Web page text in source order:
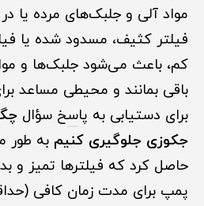
مواد آلی و جلبک‌های مرده یا
فیلتر کثیف، مسدود شده یا
کم، باعث می‌شود جلبک‌ها و
باقی بمانند و محیطی مساعد
برای دستیابی به پاسخ سؤال
جکوزی جلوگیری کنیم به طور
حاصل کرد که فیلترها تمیز و